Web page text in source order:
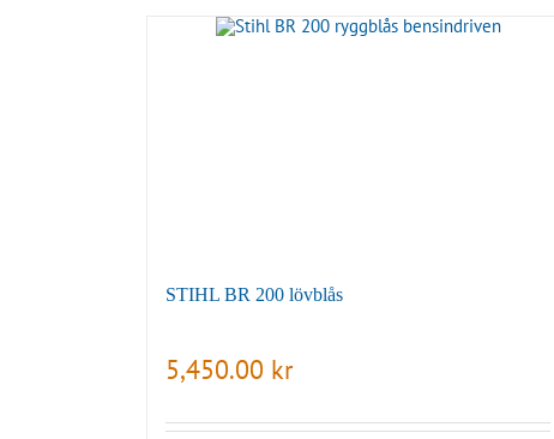
STIHL BR 200 lövblås
5,450.00 kr